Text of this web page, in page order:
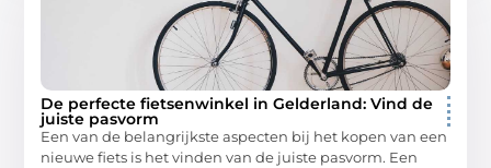
De perfecte fietsenwinkel in Gelderland: Vind de
juiste pasvorm
Een van de belangrijkste aspecten bij het kopen van een
nieuwe fiets is het vinden van de juiste pasvorm. Een